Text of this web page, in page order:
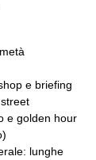
e briefing
e golden hour
lunghe